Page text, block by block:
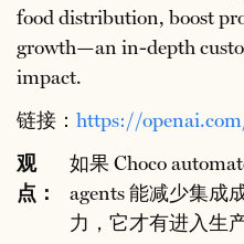
food distribution, boost
growth—an in-depth
impact.
链接： https://
观
点：
如果 Choco
agents 能减少集成
力，它才有进入生